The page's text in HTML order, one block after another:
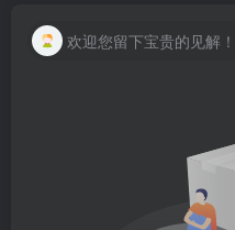
欢迎您留下宝贵的见解！